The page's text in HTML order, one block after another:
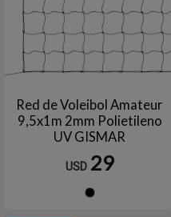
Red de Voleibol Amateur
9,5x1m 2mm Polietileno
UV GISMAR
USD 29